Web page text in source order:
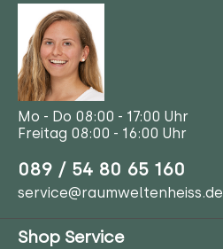
Mo - Do 08:00 - 17:00 Uhr
Freitag 08:00 - 16:00 Uhr
089 / 54 80 65 160
service@raumweltenheiss.de
Shop Service